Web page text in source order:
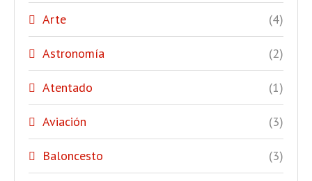
Arte (4)
Astronomía (2)
Atentado (1)
Aviación (3)
Baloncesto (3)